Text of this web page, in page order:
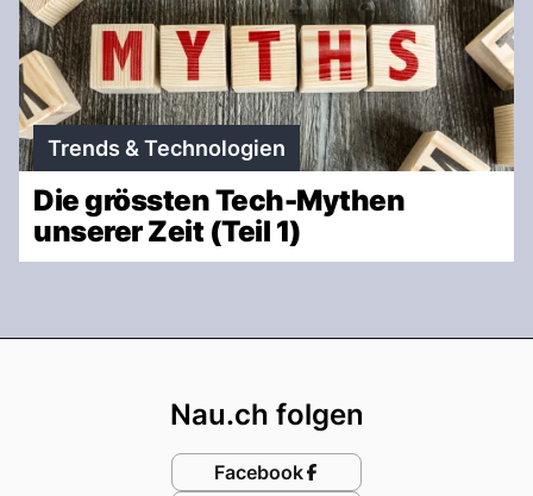
Trends & Technologien
Die grössten Tech-Mythen
unserer Zeit (Teil 1)
Nau.ch folgen
Facebook